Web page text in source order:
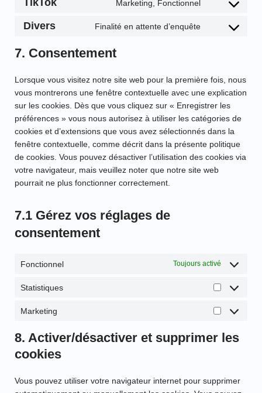
TikTok Marketing, Fonctionnel
Divers Finalité en attente d’enquête
7. Consentement
Lorsque vous visitez notre site web pour la première fois, nous
vous montrerons une fenêtre contextuelle avec une explication
sur les cookies. Dès que vous cliquez sur « Enregistrer les
préférences » vous nous autorisez à utiliser les catégories de
cookies et d’extensions que vous avez sélectionnés dans la
fenêtre contextuelle, comme décrit dans la présente politique
de cookies. Vous pouvez désactiver l’utilisation des cookies via
votre navigateur, mais veuillez noter que notre site web
pourrait ne plus fonctionner correctement.
7.1 Gérez vos réglages de
consentement
Fonctionnel Toujours activé
Statistiques
Marketing
8. Activer/désactiver et supprimer les
cookies
Vous pouvez utiliser votre navigateur internet pour supprimer